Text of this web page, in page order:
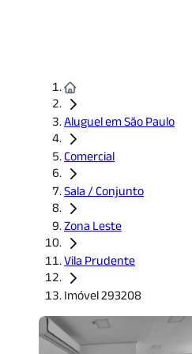
Aluguel em São Paulo
Comercial
Sala / Conjunto
Zona Leste
Vila Prudente
Imóvel 293208